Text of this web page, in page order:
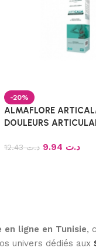
-20%
ALMAFLORE
DOULEURS
د.ت12.43 د.ت
en ligne en Tunisie,
univers dédiés aux